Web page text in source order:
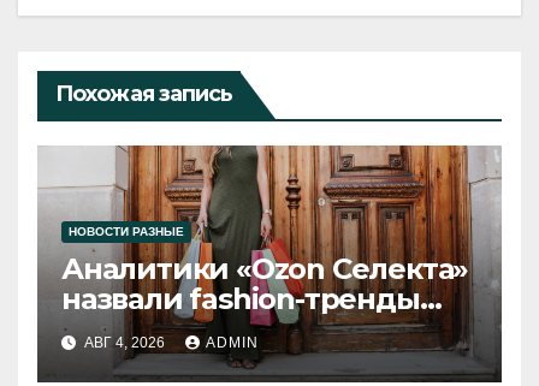
Похожая запись
НОВОСТИ РАЗНЫЕ
Аналитики «Ozon Селекта»
назвали fashion-тренды
2026 года
АВГ 4, 2026 ADMIN